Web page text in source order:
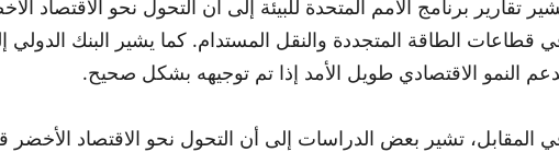
تقارير برنامج الأمم المتحدة للبيئة إلى أن التحول نحو
قطاعات الطاقة المتجددة والنقل المستدام. كما يشير البنك الدولي
النمو الاقتصادي طويل الأمد إذا تم توجيهه بشكل صحيح.
المقابل، تشير بعض الدراسات إلى أن التحول نحو الاقتصاد الأخضر